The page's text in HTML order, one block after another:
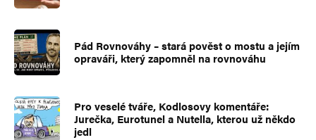
Pád Rovnováhy – stará pověst o mostu a jejím
opraváři, který zapomněl na rovnováhu
Pro veselé tváře, Kodlosovy komentáře:
Jurečka, Eurotunel a Nutella, kterou už někdo
jedl